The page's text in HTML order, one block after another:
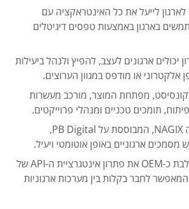
לייעל את כל האינטראקציה עם
בארגון באמצעות טפסים דיגיטלים
יכולים ארגונים לעצב, להפיץ ולנהל ביעילות
אלקטרוני או מודפס במגוון הערוצים.
מפתחת המוצר, מורכב מעשרות
תומכים טכניים ומנהלי פרוייקטים.
מערכת ההנגשה NAGIX, המבוססת על PB Digital,
ארגוניים באופן אוטומטי ויעיל.
PB Digital משלבת כ-OEM את פתרון אינטגרציית ה-API של